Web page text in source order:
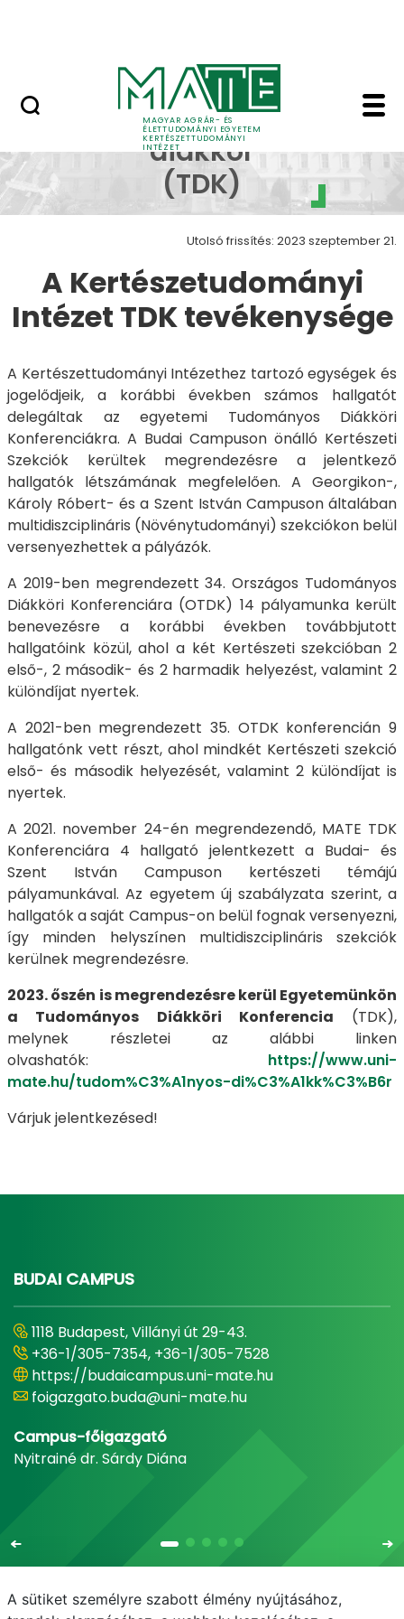
MAGYAR AGRÁR- ÉS
ÉLETTUDOMÁNYI EGYETEM
KERTÉSZETTUDOMÁNYI
INTÉZET
Tudományos diákkör
Tudományos
diákkör
(TDK)
Utolsó frissítés: 2023 szeptember 21.
A Kertészetudományi
Intézet TDK tevékenysége
A Kertészettudományi Intézethez tartozó egységek és
jogelődjeik, a korábbi években számos hallgatót
delegáltak az egyetemi Tudományos Diákköri
Konferenciákra. A Budai Campuson önálló Kertészeti
Szekciók kerültek megrendezésre a jelentkező
hallgatók létszámának megfelelően. A Georgikon-,
Károly Róbert- és a Szent István Campuson általában
multidiszciplináris (Növénytudományi) szekciókon belül
versenyezhettek a pályázók.
A 2019-ben megrendezett 34. Országos Tudományos
Diákköri Konferenciára (OTDK) 14 pályamunka került
benevezésre a korábbi években továbbjutott
hallgatóink közül, ahol a két Kertészeti szekcióban 2
első-, 2 második- és 2 harmadik helyezést, valamint 2
különdíjat nyertek.
A 2021-ben megrendezett 35. OTDK konferencián 9
hallgatónk vett részt, ahol mindkét Kertészeti szekció
első- és második helyezését, valamint 2 különdíjat is
nyertek.
A 2021. november 24-én megrendezendő, MATE TDK
Konferenciára 4 hallgató jelentkezett a Budai- és
Szent István Campuson kertészeti témájú
pályamunkával. Az egyetem új szabályzata szerint, a
hallgatók a saját Campus-on belül fognak versenyezni,
így minden helyszínen multidiszciplináris szekciók
kerülnek megrendezésre.
2023. őszén is megrendezésre kerül Egyetemünkön
a Tudományos Diákköri Konferencia (TDK),
melynek részletei az alábbi linken
olvashatók: https://www.uni-
mate.hu/tudom%C3%A1nyos-di%C3%A1kk%C3%B6r
Várjuk jelentkezésed!
BUDAI CAMPUS
1118 Budapest, Villányi út 29-43.
+36-1/305-7354, +36-1/305-7528
https://budaicampus.uni-mate.hu
foigazgato.buda@uni-mate.hu
Campus-főigazgató
Nyitrainé dr. Sárdy Diána
A sütiket személyre szabott élmény nyújtásához,